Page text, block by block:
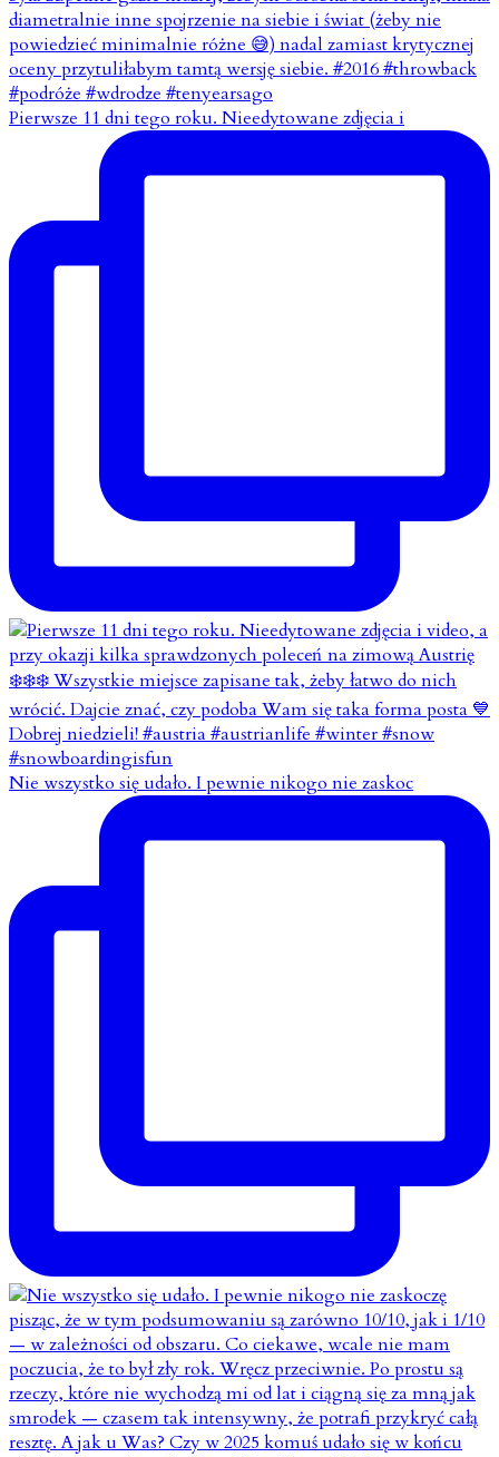
Pierwsze 11 dni tego roku. Nieedytowane zdjęcia i
Nie wszystko się udało. I pewnie nikogo nie zaskoc